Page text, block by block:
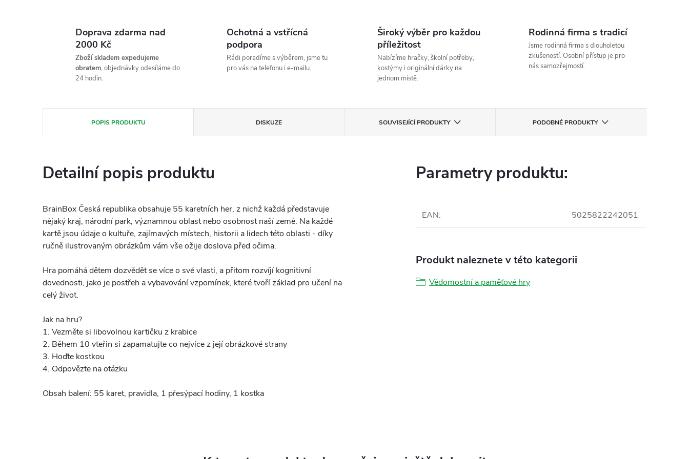
Doprava zdarma nad
2000 Kč
Zboží skladem expedujeme
obratem, objednávky odesíláme do
24 hodin.
Ochotná a vstřícná
podpora
Rádi poradíme s výběrem, jsme tu
pro vás na telefonu i e-mailu.
Široký výběr pro každou
příležitost
Nabízíme hračky, školní potřeby,
kostýmy i originální dárky na
jednom místě.
Rodinná firma s tradicí
Jsme rodinná firma s dlouholetou
zkušeností. Osobní přístup je pro
nás samozřejmostí.
POPIS PRODUKTU DISKUZE SOUVISEJÍCÍ PRODUKTY PODOBNÉ PRODUKTY
Detailní popis produktu
BrainBox Česká republika obsahuje 55 karetních her, z nichž každá představuje
nějaký kraj, národní park, významnou oblast nebo osobnost naší země. Na každé
kartě jsou údaje o kultuře, zajímavých místech, historii a lidech této oblasti - díky
ručně ilustrovaným obrázkům vám vše ožije doslova před očima.
Hra pomáhá dětem dozvědět se více o své vlasti, a přitom rozvíjí kognitivní
dovednosti, jako je postřeh a vybavování vzpomínek, které tvoří základ pro učení na
celý život.
Jak na hru?
1. Vezměte si libovolnou kartičku z krabice
2. Během 10 vteřin si zapamatujte co nejvíce z její obrázkové strany
3. Hoďte kostkou
4. Odpovězte na otázku
Obsah balení: 55 karet, pravidla, 1 přesýpací hodiny, 1 kostka
Parametry produktu:
EAN: 5025822242051
Produkt naleznete v této kategorii
Vědomostní a paměťové hry